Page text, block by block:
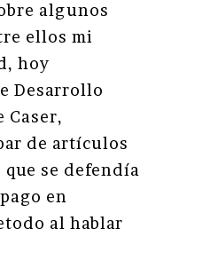
algunos
ellos mi
hoy
Desarrollo
Caser,
de artículos
se defendía
en
al hablar